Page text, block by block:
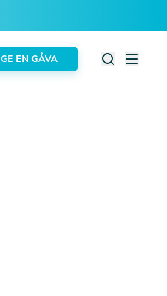
GE EN GÅVA